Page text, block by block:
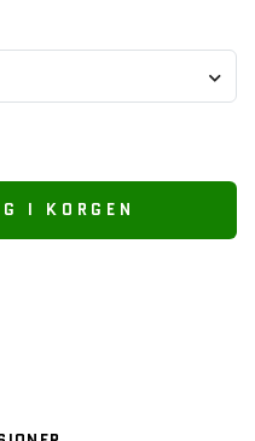
I KORGEN